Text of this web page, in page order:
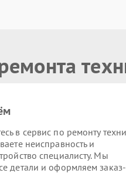
в сервис по ремонту
неисправность и
специалисту. Мы
детали и оформляем заказ-